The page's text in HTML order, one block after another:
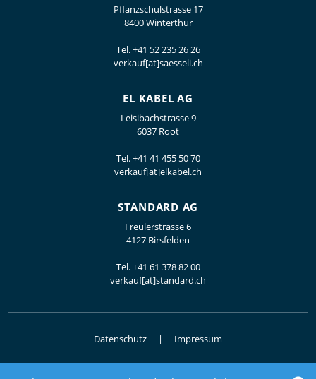
Pflanzschulstrasse 17
8400 Winterthur
Tel.+41 52 235 26 26
verkauf[at]saesseli.ch
EL KABEL AG
Leisibachstrasse 9
6037 Root
Tel.+41 41 455 50 70
verkauf[at]elkabel.ch
STANDARD AG
Freulerstrasse 6
4127 Birsfelden
Tel.+41 61 378 82 00
verkauf[at]standard.ch
Datenschutz Impressum